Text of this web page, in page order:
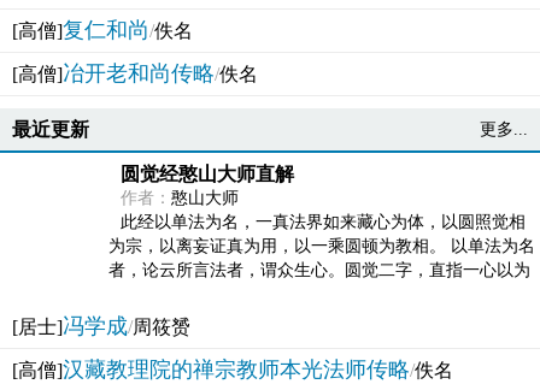
[高僧]复仁和尚/佚名
[高僧]冶开老和尚传略/佚名
最近更新 更多...
圆觉经憨山大师直解
作者： 憨山大师
此经以单法为名，一真法界如来藏心为体，以圆照觉相
为宗，以离妄证真为用，以一乘圆顿为教相。 以单法为名
者，论云所言法者，谓众生心。圆觉二字，直指一心以为
[居士]冯学成/周筱赟
[高僧]汉藏教理院的禅宗教师本光法师传略/佚名